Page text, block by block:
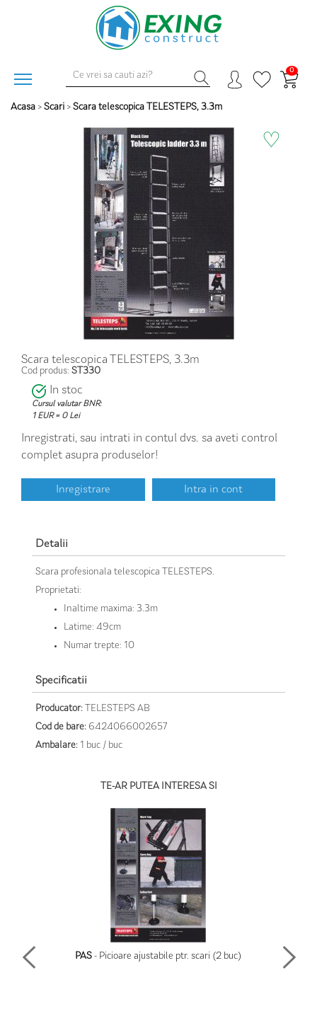
0
Acasa > Scari > Scara telescopica TELESTEPS, 3.3m
♡
Scara telescopica TELESTEPS, 3.3m
Cod produs: ST330
In stoc
Cursul valutar BNR:
1 EUR = 0 Lei
Inregistrati, sau intrati in contul dvs. sa aveti control
complet asupra produselor!
Inregistrare Intra in cont
Detalii
Scara profesionala telescopica TELESTEPS.
Proprietati:
Inaltime maxima: 3.3m
Latime: 49cm
Numar trepte: 10
Specificatii
Producator: TELESTEPS AB
Cod de bare: 6424066002657
Ambalare: 1 buc / buc
TE-AR PUTEA INTERESA SI
PAS- Picioare ajustabile ptr. scari (2 buc)